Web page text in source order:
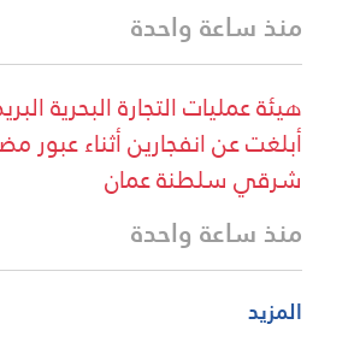
منذ ساعة واحدة
هيئة عمليات التجارة البحرية
أبلغت عن انفجارين أثناء
شرقي سلطنة عمان
منذ ساعة واحدة
المزيد